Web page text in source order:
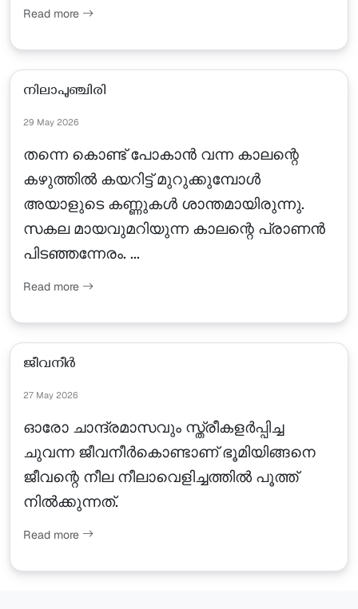
Read more
നിലാപുഞ്ചിരി
29 May 2026
തന്നെ കൊണ്ട് പോകാൻ വന്ന കാലന്റെ
കഴുത്തിൽ കയറിട്ട് മുറുക്കുമ്പോൾ
അയാളുടെ കണ്ണുകൾ ശാന്തമായിരുന്നു.
സകല മായവുമറിയുന്ന കാലന്റെ പ്രാണൻ
പിടഞ്ഞന്നേരം. ...
Read more
ജീവനീർ
27 May 2026
ഓരോ ചാന്ദ്രമാസവും സ്ത്രീകളർപ്പിച്ച
ചുവന്ന ജീവനീർകൊണ്ടാണ് ഭൂമിയിങ്ങനെ
ജീവന്റെ നീല നീലാവെളിച്ചത്തിൽ പൂത്ത്
നിൽക്കുന്നത്.
Read more